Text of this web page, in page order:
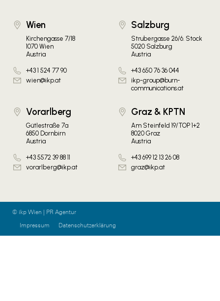
Wien
Kirchengasse 7/18
1070 Wien
Austria
+43 1 524 77 90
wien@ikp.at
Salzburg
Strubergasse 26/6. Stock
5020 Salzburg
Austria
+43 650 76 36 044
ikp-group@burn-
communications.at
Vorarlberg
Gütlestraße 7a
6850 Dornbirn
Austria
+43 5572 39 88 11
vorarlberg@ikp.at
Graz & KPTN
Am Steinfeld 19/TOP 1+2
8020 Graz
Austria
+43 699 12 13 26 08
graz@ikp.at
© ikp Wien | PR Agentur
Impressum
Datenschutzerklärung